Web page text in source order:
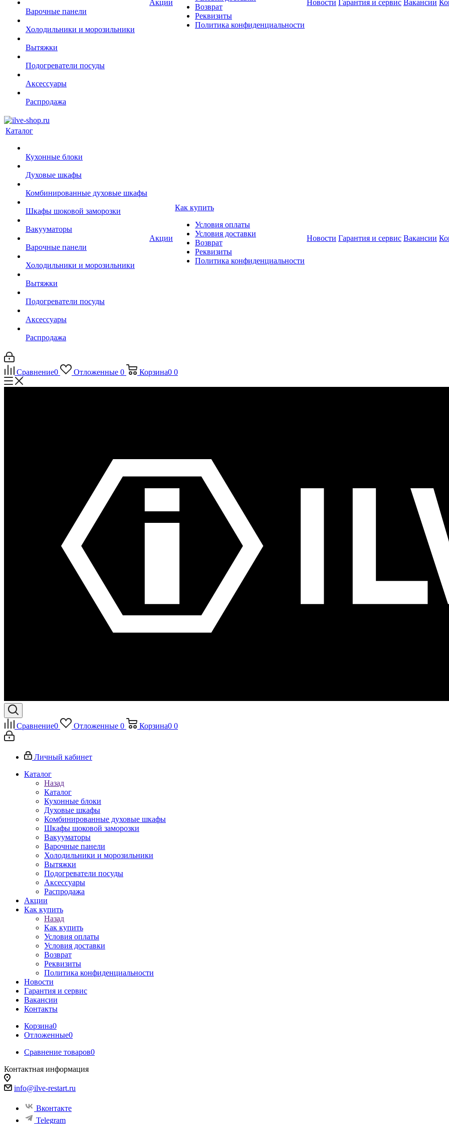
Варочные панели
Холодильники и морозильники
Вытяжки
Подогреватели посуды
Аксессуары
Распродажа
Акции
Возврат
Реквизиты
Политика конфиденциальности
Новости Гарантия и сервис Вакансии
Каталог
Кухонные блоки
Духовые шкафы
Комбинированные духовые шкафы
Шкафы шоковой заморозки
Вакууматоры
Варочные панели
Холодильники и морозильники
Вытяжки
Подогреватели посуды
Аксессуары
Распродажа
Акции
Как купить
Условия оплаты
Условия доставки
Возврат
Реквизиты
Политика конфиденциальности
Новости Гарантия и сервис Вакансии
Сравнение0 Отложенные 0 Корзина0 0
Сравнение0 Отложенные 0 Корзина0 0
Личный кабинет
Каталог
Назад
Каталог
Кухонные блоки
Духовые шкафы
Комбинированные духовые шкафы
Шкафы шоковой заморозки
Вакууматоры
Варочные панели
Холодильники и морозильники
Вытяжки
Подогреватели посуды
Аксессуары
Распродажа
Акции
Как купить
Назад
Как купить
Условия оплаты
Условия доставки
Возврат
Реквизиты
Политика конфиденциальности
Новости
Гарантия и сервис
Вакансии
Контакты
Корзина0
Отложенные0
Сравнение товаров0
Контактная информация
info@ilve-restart.ru
Вконтакте
Telegram